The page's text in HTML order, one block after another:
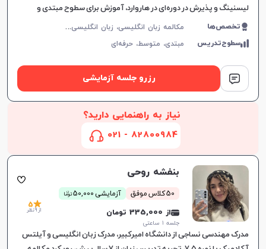
لیسنینگ و پذیرش در دوره‌ای در هاروارد، آموزش برای سطوح مبتدی و
متوسط، با رویکردی جذاب و موثر.
تخصص‌ها م
کالمه زبان انگلیسی، زبان انگلیسی عمومی، گرامر زبان انگلیسی، زبان انگلیسی آمریکایی، آیلتس
سطوح‌تدریس مبتدی، متوسط،حرفه‌ای
رزرو جلسه آزمایشی
نیاز به راهنمایی دارید؟
82800984 - 021
بنفشه روحی
50 کلاس موفق آزمایشی 50,000 توما
ن
از 335,000 تومان
جلسه ۱ ساعتی
5
از 9 نظر
مدرک مهندسی نساجی از دانشگاه امیرکبیر، مدرک زبان انگلیسی و آیلتس